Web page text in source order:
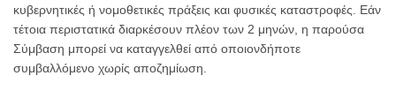
κυβερνητικές ή νομοθετικές πράξεις και φυσικές καταστροφές. Εάν
τέτοια περιστατικά διαρκέσουν πλέον των 2 μηνών, η παρούσα
Σύμβαση μπορεί να καταγγελθεί από οποιονδήποτε
συμβαλλόμενο χωρίς αποζημίωση.